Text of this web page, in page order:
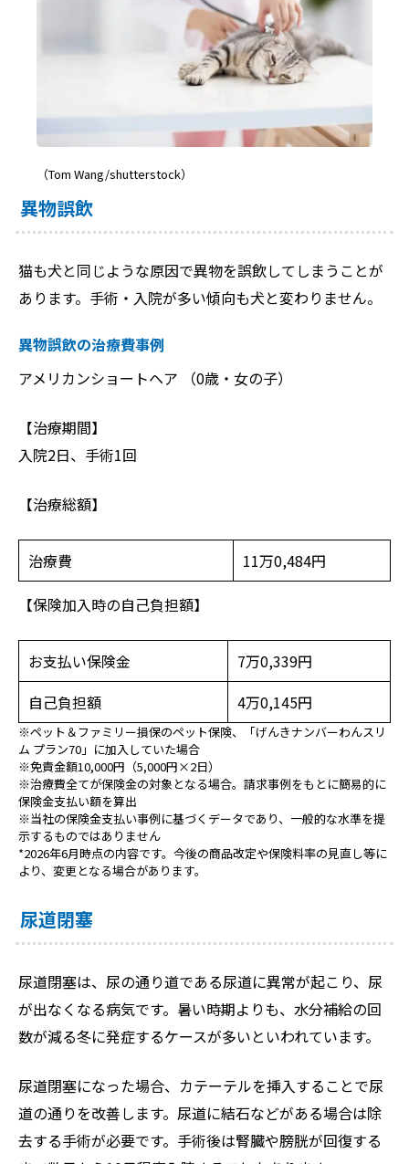
（Tom Wang/shutterstock）
異物誤飲
猫も犬と同じような原因で異物を誤飲してしまうことが
あります。手術・入院が多い傾向も犬と変わりません。
異物誤飲の治療費事例
アメリカンショートヘア （0歳・女の子）
【治療期間】
入院2日、手術1回
【治療総額】
治療費
11万0,484円
【保険加入時の自己負担額】
お支払い保険金
7万0,339円
自己負担額
4万0,145円
※ペット＆ファミリー損保のペット保険、「げんきナンバーわんスリ
ム プラン70」に加入していた場合
※免責金額10,000円（5,000円×2日）
※治療費全てが保険金の対象となる場合。請求事例をもとに簡易的に
保険金支払い額を算出
※当社の保険金支払い事例に基づくデータであり、一般的な水準を提
示するものではありません
*2026年6月時点の内容です。今後の商品改定や保険料率の見直し等に
より、変更となる場合があります。
尿道閉塞
尿道閉塞は、尿の通り道である尿道に異常が起こり、尿
が出なくなる病気です。暑い時期よりも、水分補給の回
数が減る冬に発症するケースが多いといわれています。
尿道閉塞になった場合、カテーテルを挿入することで尿
道の通りを改善します。尿道に結石などがある場合は除
去する手術が必要です。手術後は腎臓や膀胱が回復する